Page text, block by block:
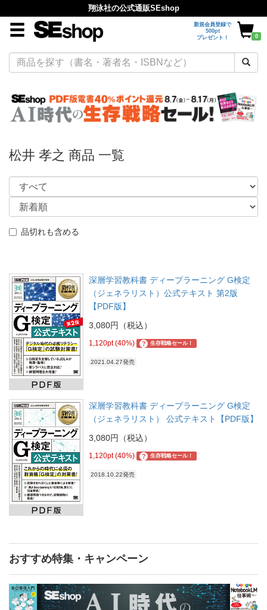
翔泳社の公式通販SEshop
新規会員登録で
500pt
プレゼント！
0
松井 孝之 商品 一覧
品切れも含める
深層学習教科書 ディープラーニング G検定
（ジェネラリスト）公式テキスト 第2版
【PDF版】
3,080円（税込）
1,120pt (40%) ? 生存戦略セール！
2021.04.27発売
深層学習教科書 ディープラーニング G検定
（ジェネラリスト） 公式テキスト【PDF版】
3,080円（税込）
1,120pt (40%) ? 生存戦略セール！
2018.10.22発売
おすすめ特集・キャンペーン